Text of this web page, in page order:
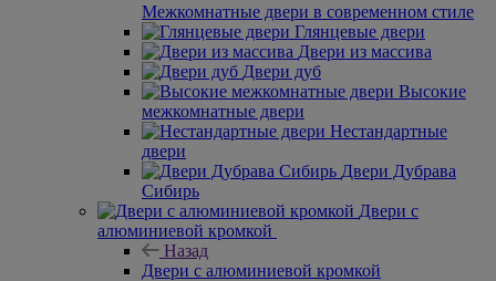
Межкомнатные двери в современном стиле
Глянцевые двери
Двери из массива
Двери дуб
Высокие
межкомнатные двери
Нестандартные
двери
Двери Дубрава
Сибирь
Двери с
алюминиевой кромкой
Назад
Двери с алюминиевой кромкой